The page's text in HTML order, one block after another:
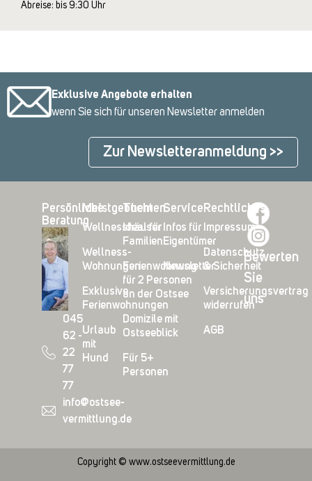
Abreise: bis 9:30 Uhr
Exklusive Angebote erhalten
wenn Sie sich für unseren Newsletter anmelden
Zur Newsletteranmeldung >>
Persönliche
Beratung
045
62 -
22
77
77
info@ostsee-
vermittlung.de
Meistgebucht
Wellnesshäuser
Wellness-
Wohnungen
Exklusive
Ferienwohnungen
Urlaub
mit
Hund
Themen
Ideal für
Familien
Ferienwohnung
für 2 Personen
an der Ostsee
Domizile mit
Ostseeblick
Für 5+
Personen
Service
Infos für
Eigentümer
Newsletter
Rechtliches
Impressum
Datenschutz
& Sicherheit
Versicherungsvertrag
widerrufen
AGB
Bewerten
Sie
uns
Copyright © www.ostseevermittlung.de